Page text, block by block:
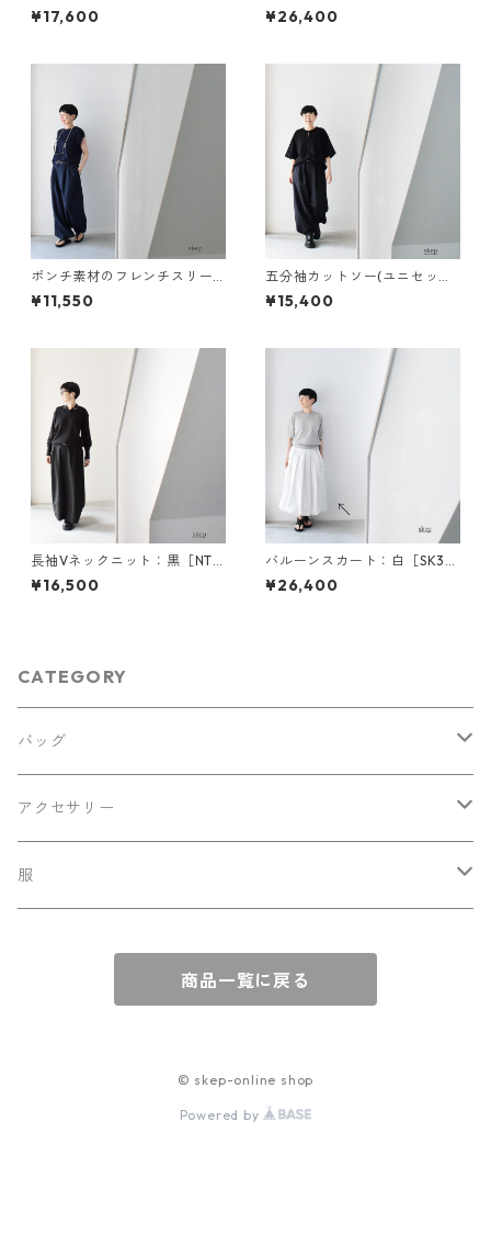
［CA59LSBK］
¥17,600
グワンピース：黒（Vネック/
フレンチスリーブ）［OP63HS
¥26,400
ポンチ素材のフレンチスリー
ブカットソー（レーヨン84％
ナイロン13％ポリウレタン
¥11,550
五分袖カットソー(ユニセック
ス)：黒［TO49GSBK］
¥15,400
長袖Vネックニット：黒［NT5
9LSBK］
¥16,500
バルーンスカート：白［SK33
STWH］
¥26,400
CATEGORY
バッグ
ショルダーバッグ
トートバッグ
クラッチバッグ
アクセサリー
バッジ
服
商品一覧に戻る
© skep-online shop
Powered by